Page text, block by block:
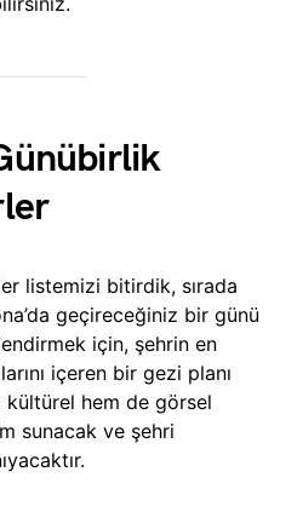
listemizi bitirdik, sırada
geçireceğiniz bir günü
için, şehrin en
içeren bir gezi planı
kültürel hem de görsel
sunacak ve şehri